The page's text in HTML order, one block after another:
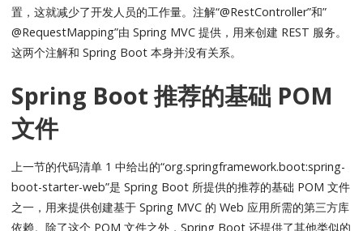
置，这就减少了开发人员的工作量。注解“@RestController”和”
@RequestMapping”由 Spring MVC 提供，用来创建 REST 服务。
这两个注解和 Spring Boot 本身并没有关系。
Spring Boot 推荐的基础 POM
文件
上一节的代码清单 1 中给出的“org.springframework.boot:spring-
boot-starter-web”是 Spring Boot 所提供的推荐的基础 POM 文件
之一，用来提供创建基于 Spring MVC 的 Web 应用所需的第三方库
依赖。除了这个 POM 文件之外，Spring Boot 还提供了其他类似的